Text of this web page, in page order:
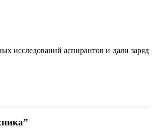
исследований аспирантов и дали заряд